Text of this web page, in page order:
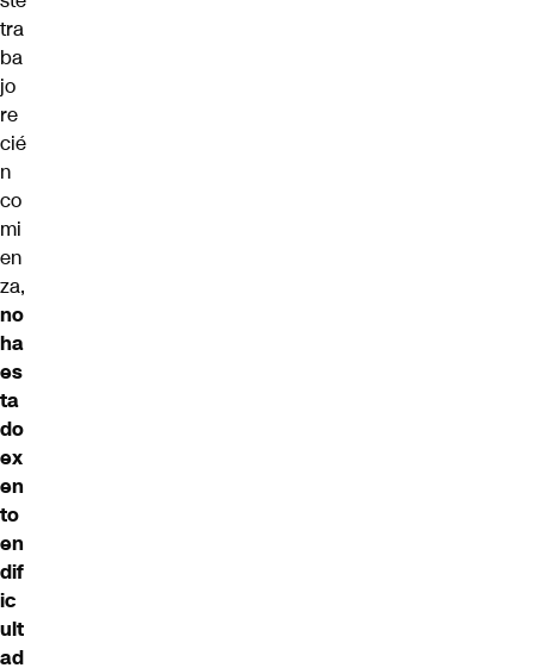
tra
ba
jo
re
cié
n
co
mi
en
za,
no
ha
es
ta
do
ex
en
to
en
dif
ic
ult
ad